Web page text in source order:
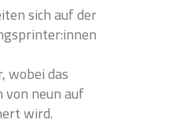
sich auf der
wobei das
neun auf
wird.